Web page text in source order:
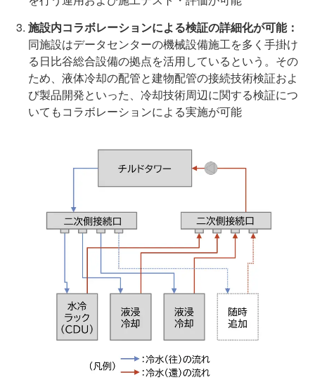
施設内コラボレーションによる検証の詳細化が可能：
同施設はデータセンターの機械設備施工を多く手掛け
る日比谷総合設備の拠点を活用しているという。その
ため、液体冷却の配管と建物配管の接続技術検証およ
び製品開発といった、冷却技術周辺に関する検証につ
いてもコラボレーションによる実施が可能